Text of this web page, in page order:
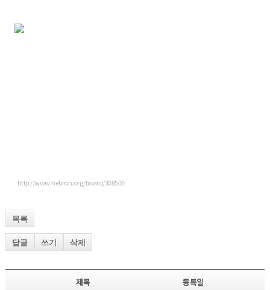
http://www.hebron.org/board/308500
목록
답글 쓰기 삭제
제목 등록일